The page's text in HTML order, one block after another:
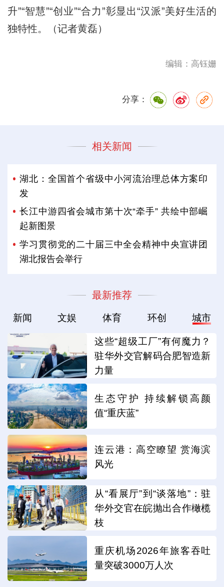
升”“智慧”“创业”“合力”彰显出“汉派”美好生活的
独特性。（记者黄磊）
编辑：高钰姗
分享：
相关新闻
湖北：全国首个省级中小河流治理总体方案印
发
长江中游四省会城市第十次“牵手” 共绘中部崛
起新图景
学习贯彻党的二十届三中全会精神中央宣讲团
湖北报告会举行
最新推荐
新闻 文娱 体育 环创 城市
这些“超级工厂”有何魔力？
驻华外交官解码合肥智造新
力量
生态守护 持续解锁高颜
值“重庆蓝”
连云港：高空瞭望 赏海滨
风光
从“看展厅”到“谈落地”：驻
华外交官在皖抛出合作橄榄
枝
重庆机场2026年旅客吞吐
量突破3000万人次